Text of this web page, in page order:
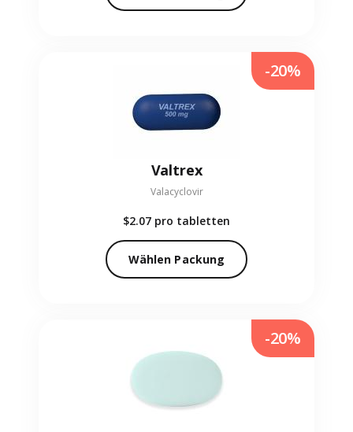
Valtrex
Valacyclovir
$2.07 pro tabletten
Wählen Packung
-20%
-20%